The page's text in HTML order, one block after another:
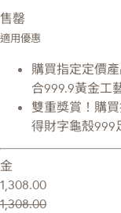
售罄
適用優惠
購買指定定價
合999.9黃金工
雙重獎賞！購
得財字龜殼999
金
1,308.00
1,308.00